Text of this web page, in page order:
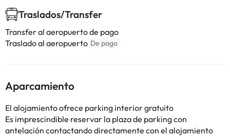
Traslados/Transfer
Transfer al aeropuerto de pago
Traslado al aeropuerto De pago
Aparcamiento
El alojamiento ofrece parking interior gratuito
Es imprescindible reservar la plaza de parking con
antelación contactando directamente con el alojamiento